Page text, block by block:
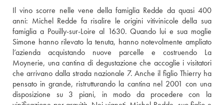
Il vino scorre nelle vene della famiglia Redde da quasi 400
anni: Michel Redde fa risalire le origini vitivinicole della sua
famiglia a Pouilly-sur-Loire al 1630. Quando lui e sua moglie
Simone hanno rilevato la tenuta, hanno notevolmente ampliato
l’azienda acquistando nuove parcelle e costruendo La
Moynerie, una cantina di degustazione che accoglie i visitatori
che arrivano dalla strada nazionale 7. Anche il figlio Thierry ha
pensato in grande, ristrutturando la cantina nel 2001 con una
disposizione su 3 piani, in modo da procedere con la